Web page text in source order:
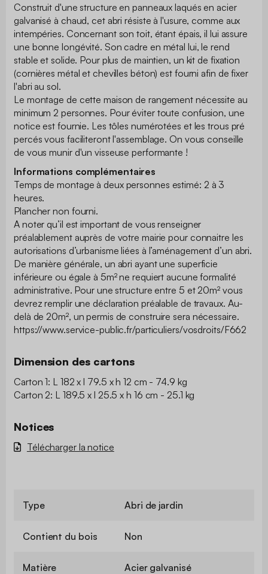
Construit d'une structure en panneaux laqués en acier
galvanisé à chaud, cet abri résiste à l'usure, comme aux
intempéries. Concernant son toit, étant épais, il lui assure
une bonne longévité. Son cadre en métal lui, le rend
stable et solide. Pour plus de maintien, un kit de fixation
(cornières métal et chevilles béton) est fourni afin de fixer
l'abri au sol.
Le montage de cette maison de rangement nécessite au
minimum 2 personnes. Pour éviter toute confusion, une
notice est fournie. Les tôles numérotées et les trous pré
percés vous faciliteront l'assemblage. On vous conseille
de vous munir d'un visseuse performante !
Informations complémentaires
Temps de montage à deux personnes estimé: 2 à 3
heures.
Plancher non fourni.
A noter qu’il est important de vous renseigner
préalablement auprès de votre mairie pour connaitre les
autorisations d’urbanisme liées à l’aménagement d’un abri.
De manière générale, un abri ayant une superficie
inférieure ou égale à 5m² ne requiert aucune formalité
administrative. Pour une structure entre 5 et 20m² vous
devrez remplir une déclaration préalable de travaux. Au-
delà de 20m², un permis de construire sera nécessaire.
https://www.service-public.fr/particuliers/vosdroits/F662
Dimension des cartons
Carton 1: L 182 x l 79.5 x h 12 cm - 74.9 kg
Carton 2: L 189.5 x l 25.5 x h 16 cm - 25.1 kg
Notices
Télécharger la notice
Type Abri de jardin
Contient du bois Non
Matière Acier galvanisé